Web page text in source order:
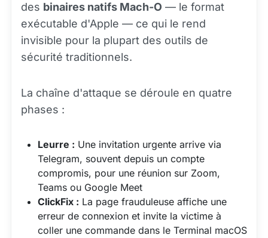
des binaires natifs Mach-O — le format
exécutable d'Apple — ce qui le rend
invisible pour la plupart des outils de
sécurité traditionnels.
La chaîne d'attaque se déroule en quatre
phases :
Leurre : Une invitation urgente arrive via
Telegram, souvent depuis un compte
compromis, pour une réunion sur Zoom,
Teams ou Google Meet
ClickFix : La page frauduleuse affiche une
erreur de connexion et invite la victime à
coller une commande dans le Terminal macOS